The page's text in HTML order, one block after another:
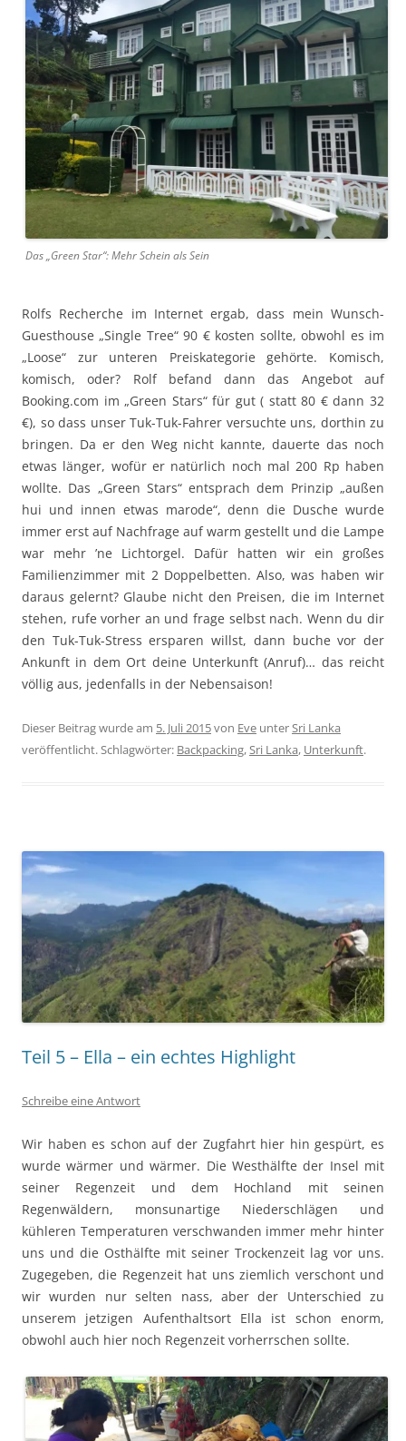
Das „Green Star“: Mehr Schein als Sein
Rolfs Recherche im Internet ergab, dass mein Wunsch-
Guesthouse „Single Tree“ 90 € kosten sollte, obwohl es im
„Loose“ zur unteren Preiskategorie gehörte. Komisch,
komisch, oder? Rolf befand dann das Angebot auf
Booking.com im „Green Stars“ für gut ( statt 80 € dann 32
€), so dass unser Tuk-Tuk-Fahrer versuchte uns, dorthin zu
bringen. Da er den Weg nicht kannte, dauerte das noch
etwas länger, wofür er natürlich noch mal 200 Rp haben
wollte. Das „Green Stars“ entsprach dem Prinzip „außen
hui und innen etwas marode“, denn die Dusche wurde
immer erst auf Nachfrage auf warm gestellt und die Lampe
war mehr ’ne Lichtorgel. Dafür hatten wir ein großes
Familienzimmer mit 2 Doppelbetten. Also, was haben wir
daraus gelernt? Glaube nicht den Preisen, die im Internet
stehen, rufe vorher an und frage selbst nach. Wenn du dir
den Tuk-Tuk-Stress ersparen willst, dann buche vor der
Ankunft in dem Ort deine Unterkunft (Anruf)… das reicht
völlig aus, jedenfalls in der Nebensaison!
Dieser Beitrag wurde am 5. Juli 2015von Eve unterSri Lanka
veröffentlicht. Schlagwörter: Backpacking,Sri Lanka, Unterkunft.
Teil 5 – Ella – ein echtes Highlight
Schreibe eine Antwort
Wir haben es schon auf der Zugfahrt hier hin gespürt, es
wurde wärmer und wärmer. Die Westhälfte der Insel mit
seiner Regenzeit und dem Hochland mit seinen
Regenwäldern, monsunartige Niederschlägen und
kühleren Temperaturen verschwanden immer mehr hinter
uns und die Osthälfte mit seiner Trockenzeit lag vor uns.
Zugegeben, die Regenzeit hat uns ziemlich verschont und
wir wurden nur selten nass, aber der Unterschied zu
unserem jetzigen Aufenthaltsort Ella ist schon enorm,
obwohl auch hier noch Regenzeit vorherrschen sollte.